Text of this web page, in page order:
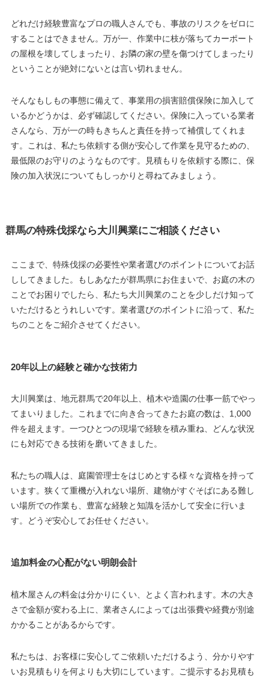
どれだけ経験豊富なプロの職人さんでも、事故のリスクをゼロに
することはできません。万が一、作業中に枝が落ちてカーポート
の屋根を壊してしまったり、お隣の家の壁を傷つけてしまったり
ということが絶対にないとは言い切れません。
そんなもしもの事態に備えて、事業用の損害賠償保険に加入して
いるかどうかは、必ず確認してください。保険に入っている業者
さんなら、万が一の時もきちんと責任を持って補償してくれま
す。これは、私たち依頼する側が安心して作業を見守るための、
最低限のお守りのようなものです。見積もりを依頼する際に、保
険の加入状況についてもしっかりと尋ねてみましょう。
群馬の特殊伐採なら大川興業にご相談ください
ここまで、特殊伐採の必要性や業者選びのポイントについてお話
ししてきました。もしあなたが群馬県にお住まいで、お庭の木の
ことでお困りでしたら、私たち大川興業のことを少しだけ知って
いただけるとうれしいです。業者選びのポイントに沿って、私た
ちのことをご紹介させてください。
20年以上の経験と確かな技術力
大川興業は、地元群馬で20年以上、植木や造園の仕事一筋でやっ
てまいりました。これまでに向き合ってきたお庭の数は、1,000
件を超えます。一つひとつの現場で経験を積み重ね、どんな状況
にも対応できる技術を磨いてきました。
私たちの職人は、庭園管理士をはじめとする様々な資格を持って
います。狭くて重機が入れない場所、建物がすぐそばにある難し
い場所での作業も、豊富な経験と知識を活かして安全に行いま
す。どうぞ安心してお任せください。
追加料金の心配がない明朗会計
植木屋さんの料金は分かりにくい、とよく言われます。木の大き
さで金額が変わる上に、業者さんによっては出張費や経費が別途
かかることがあるからです。
私たちは、お客様に安心してご依頼いただけるよう、分かりやす
いお見積もりを何よりも大切にしています。ご提示するお見積も